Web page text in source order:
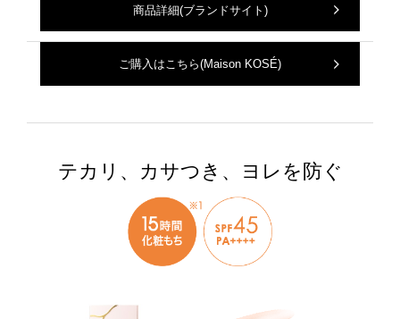
商品詳細(ブランドサイト)
ご購入はこちら(Maison KOSÉ)
テカリ、カサつき、ヨレを防ぐ